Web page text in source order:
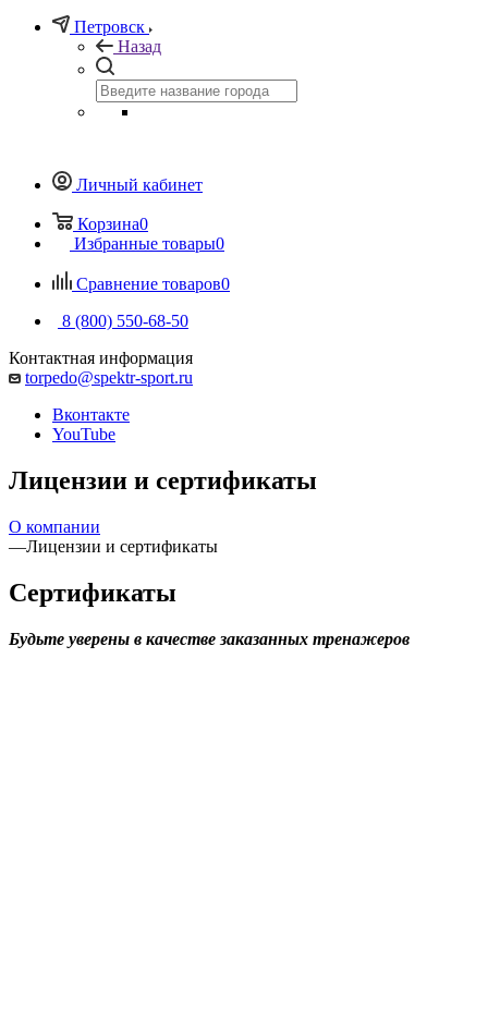
Петровск
Назад
Личный кабинет
Корзина0
Избранные товары0
Сравнение товаров0
8 (800) 550-68-50
Контактная информация
torpedo@spektr-sport.ru
Вконтакте
YouTube
Лицензии и сертификаты
О компании
—Лицензии и сертификаты
Сертификаты
Будьте уверены в качестве заказанных тренажеров